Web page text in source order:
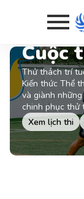
Cuộc
Thử thách trí
Kiến thức Thể
và giành
chinh phục thử
Xem lịch thi